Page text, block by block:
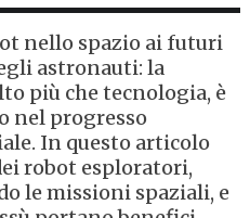
nello spazio ai futuri
astronauti: la
più che tecnologia, è
nel progresso
In questo articolo
robot esploratori,
le missioni spaziali, e